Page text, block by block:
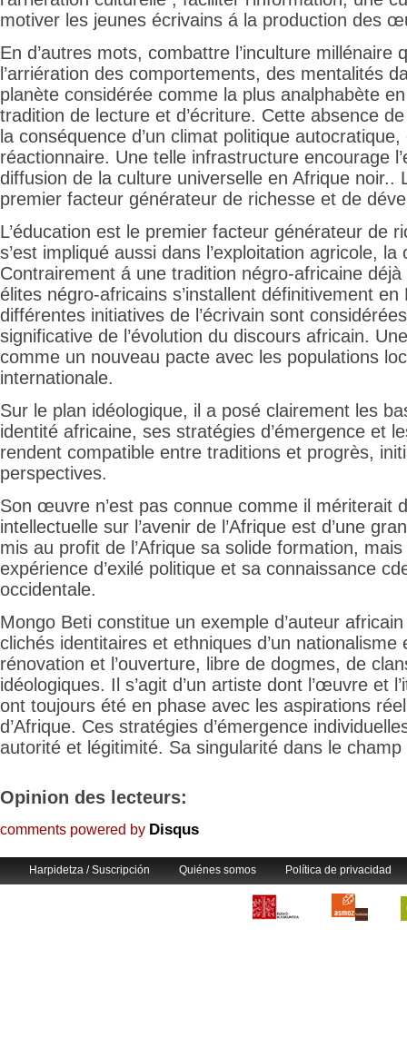
motiver les jeunes écrivains á la production des
En d’autres mots, combattre l’inculture millénaire
l’arriération des comportements, des mentalités
planète considérée comme la plus analphabète en
tradition de lecture et d’écriture. Cette absence
la conséquence d’un climat politique
réactionnaire. Une telle infrastructure encourage
diffusion de la culture universelle en Afrique noir..
premier facteur générateur de richesse et de
L’éducation est le premier facteur générateur de
s’est impliqué aussi dans l’exploitation agricole,
Contrairement á une tradition négro-africaine
élites négro-africains s’installent définitivement en
différentes initiatives de l’écrivain sont
significative de l’évolution du discours africain.
comme un nouveau pacte avec les populations
internationale.
Sur le plan idéologique, il a posé clairement les
identité africaine, ses stratégies d’émergence et
rendent compatible entre traditions et progrès,
perspectives.
Son œuvre n’est pas connue comme il mériterait
intellectuelle sur l’avenir de l’Afrique est d’une
mis au profit de l’Afrique sa solide formation,
expérience d’exilé politique et sa connaissance
occidentale.
Mongo Beti constitue un exemple d’auteur
clichés identitaires et ethniques d’un nationalisme
rénovation et l’ouverture, libre de dogmes, de
idéologiques. Il s’agit d’un artiste dont l’œuvre et
ont toujours été en phase avec les aspirations
d’Afrique. Ces stratégies d’émergence
autorité et légitimité. Sa singularité dans le
Opinion des lecteurs:
comments powered by Disqus
Harpidetza / Suscripción Quiénes somos Política de privacidad